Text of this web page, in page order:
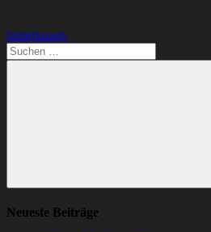
hinterlassen
Suchen
nach:
Suchen
Neueste Beiträge